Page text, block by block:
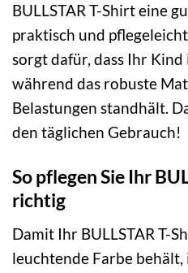
BULLSTAR T-Shirt eine
praktisch und
sorgt dafür, dass Ihr
während das robuste
Belastungen standhält.
den täglichen Gebrauch!
So pflegen Sie Ihr
richtig
Damit Ihr BULLSTAR T-
leuchtende Farbe